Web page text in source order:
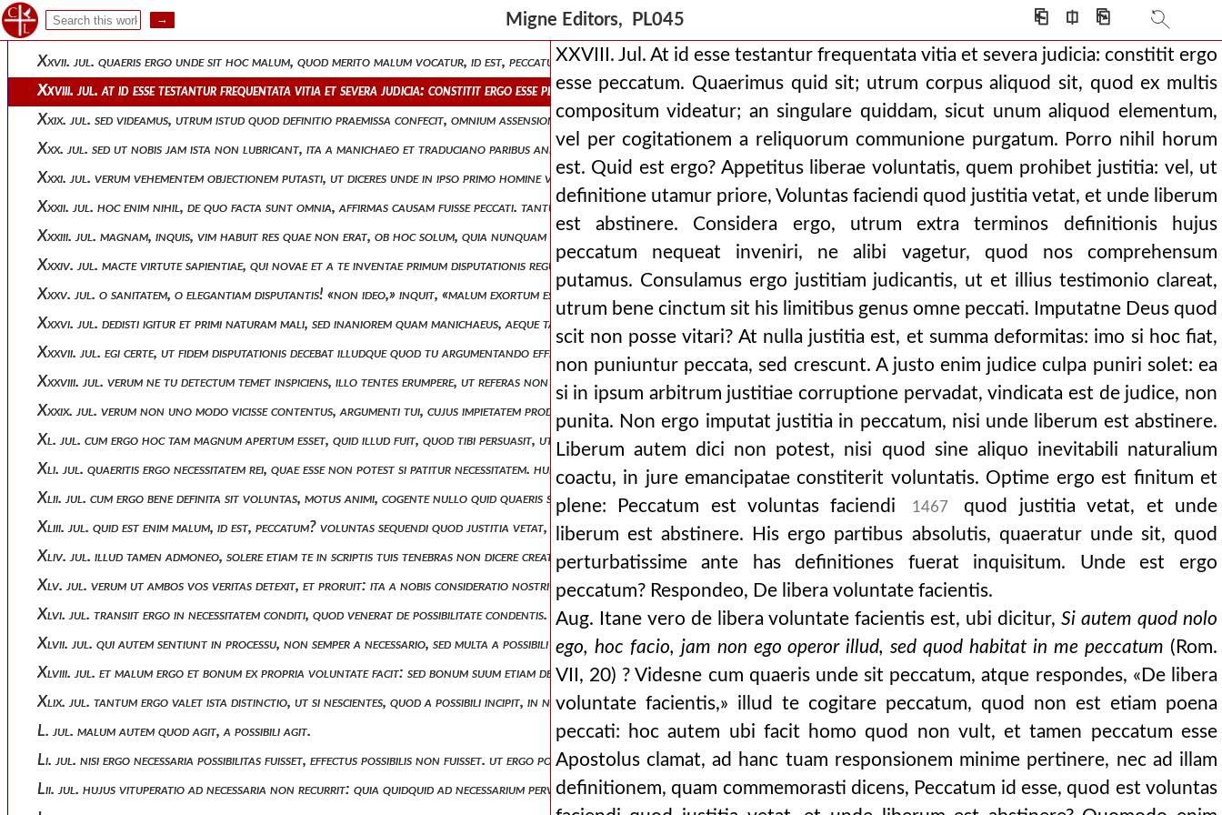
Migne Editors, PL045 ⎗ ⎅ ⎘
Xxvi. jul. verum adversum haec ludibria satis actum est: veniamus ad eam, quam supra dixi, perplexissimam quaestionem, quae ipsum praeceptorem tuum su
Xxvii. jul. quaeris ergo unde sit hoc malum, quod merito malum vocatur, id est, peccatum. respondeo, imperite nimis rogari originem rei, de cujus adhu
Xxviii. jul. at id esse testantur frequentata vitia et severa judicia: constitit ergo esse peccatum. quaerimus quid sit utrum corpus aliquod sit, quo
Xxix. jul. sed videamus, utrum istud quod definitio praemissa confecit, omnium assensione firmetur. certe nec prudens hinc ullus potest, nec catholicu
Xxx. jul. sed ut nobis jam ista non lubricant, ita a manichaeo et traduciano paribus animis repelluntur. videamus ergo quid ipsi dicant. manichaeus sc
Xxxi. jul. verum vehementem objectionem putasti, ut diceres unde in ipso primo homine vel in diabolo qui angelus factus fuerat, mala exstitisset volun
Xxxii. jul. hoc enim nihil, de quo facta sunt omnia, affirmas causam fuisse peccati. tantum igitur facit apud te nihili hujus potentia, quantum apud m
Xxxiii. jul. magnam, inquis, vim habuit res quae non erat, ob hoc solum, quia nunquam fuerat, verum tum posse plurimum coepit, postquam et ipsum nomen
Xxxiv. jul. macte virtute sapientiae, qui novae et a te inventae primum disputationis regulis, secunda primorum negatione complecteris, et corpora cap
Xxxv. jul. o sanitatem, o elegantiam disputantis! «non ideo,» inquit, «malum exortum est in homine, quia a deo factum est, sed ideo quia de nihilo» (d
Xxxvi. jul. dedisti igitur et primi naturam mali, sed inaniorem quam manichaeus, aeque tamen aeternam. pugnandum super hoc non est: claret omnino quia
Xxxvii. jul. egi certe, ut fidem disputationis decebat illudque quod tu argumentando effeceras, id est, ideo in opere dei ortam voluntatem malam quia
Xxxviii. jul. verum ne tu detectum temet inspiciens, illo tentes erumpere, ut referas non te dixisse, ideo malum ortum est in opere dei, quoniam ex ni
Xxxix. jul. verum non uno modo vicisse contentus, argumenti tui, cujus impietatem prodidi, coarguam falsitatem. cum ergo scriberes, «non ideo potuit o
Xl. jul. cum ergo hoc tam magnum apertum esset, quid illud fuit, quod tibi persuasit, ut crederes antiqui nihili violentiam causam malae voluntatis fu
Xli. jul. quaeritis ergo necessitatem rei, quae esse non potest si patitur necessitatem. huic motui animi libero, sine coactu originis inquieto, si ca
Xlii. jul. cum ergo bene definita sit voluntas, motus animi, cogente nullo quid quaeris superius causas, quas definitio voluntatis exclusit? expendit
Xliii. jul. quid est enim malum, id est, peccatum? voluntas sequendi quod justitia vetat, et unde liberum est abstinere. quid est ipsa voluntas? motus
Xliv. jul. illud tamen admoneo, solere etiam te in scriptis tuis tenebras non dicere creaturam, sed absentia luminis remanere obscuritatem ut nihil a
Xlv. jul. verum ut ambos vos veritas detexit, et proruit: ita a nobis consideratio nostri reposcit officii, ut quid sit hoc quod obscuritatem huic qua
Xlvi. jul. transiit ergo in necessitatem conditi, quod venerat de possibilitate condentis. fecit etiam diversas naturas diversasque species in naturis
Xlvii. jul. qui autem sentiunt in processu, non semper a necessario, sed multa a possibili capiunt. hoc in cunctis licet videre corporibus: sed longio
Xlviii. jul. et malum ergo et bonum ex propria voluntate facit: sed bonum suum etiam deo debet, qui parti huic, non quidem praejudicium, tamen adjutor
Xlix. jul. tantum ergo valet ista distinctio, ut si nescientes, quod a possibili incipit, in necessarium concludamus, omnia crimina ad deum recurrant.
L. jul. malum autem quod agit, a possibili agit.
Li. jul. nisi ergo necessaria possibilitas fuisset, effectus possibilis non fuisset. ut ergo possit malum et bonum facere, necessarium est: ut autem m
Lii. jul. hujus vituperatio ad necessaria non recurrit: quia quidquid ad necessarium pervenerit, ipsum pulsat auctorem.
XXVIII. Jul. At id esse testantur frequentata vitia et severa judicia: constitit ergo
esse peccatum. Quaerimus quid sit; utrum corpus aliquod sit, quod ex multis
compositum videatur; an singulare quiddam, sicut unum aliquod elementum,
vel per cogitationem a reliquorum communione purgatum. Porro nihil horum
est. Quid est ergo? Appetitus liberae voluntatis, quem prohibet justitia: vel, ut
definitione utamur priore, Voluntas faciendi quod justitia vetat, et unde liberum
est abstinere. Considera ergo, utrum extra terminos definitionis hujus
peccatum nequeat inveniri, ne alibi vagetur, quod nos comprehensum
putamus. Consulamus ergo justitiam judicantis, ut et illius testimonio clareat,
utrum bene cinctum sit his limitibus genus omne peccati. Imputatne Deus quod
scit non posse vitari? At nulla justitia est, et summa deformitas: imo si hoc fiat,
non puniuntur peccata, sed crescunt. A justo enim judice culpa puniri solet: ea
si in ipsum arbitrum justitiae corruptione pervadat, vindicata est de judice, non
punita. Non ergo imputat justitia in peccatum, nisi unde liberum est abstinere.
Liberum autem dici non potest, nisi quod sine aliquo inevitabili naturalium
coactu, in jure emancipatae constiterit voluntatis. Optime ergo est finitum et
plene: Peccatum est voluntas faciendi
1467
quod justitia vetat, et unde
liberum est abstinere. His ergo partibus absolutis, quaeratur unde sit, quod
perturbatissime ante has definitiones fuerat inquisitum. Unde est ergo
peccatum? Respondeo, De libera voluntate facientis.
Aug. Itane vero de libera voluntate facientis est, ubi dicitur,Si autem quod nolo
ego, hoc facio, jam non ego operor illud, sed quod habitat in me peccatum (Rom.
VII, 20) ? Videsne cum quaeris unde sit peccatum, atque respondes, «De libera
voluntate facientis,» illud te cogitare peccatum, quod non est etiam poena
peccati: hoc autem ubi facit homo quod non vult, et tamen peccatum esse
Apostolus clamat, ad hanc tuam responsionem minime pertinere, nec ad illam
definitionem, quam commemorasti dicens, Peccatum id esse, quod est voluntas